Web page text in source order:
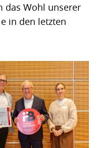
das Wohl unserer
in den letzten